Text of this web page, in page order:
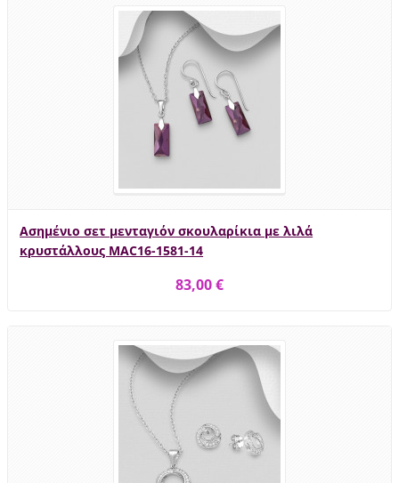
Ασημένιο σετ μενταγιόν σκουλαρίκια με λιλά
κρυστάλλους MAC16-1581-14
83,00 €